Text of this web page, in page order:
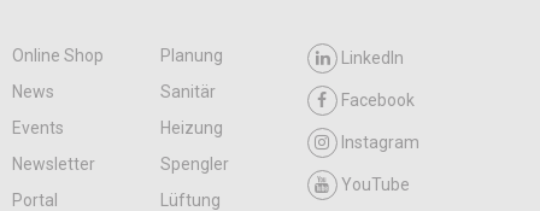
Online Shop
Planung
News
Sanitär
Events
Heizung
Newsletter
Spengler
Portal
Lüftung
LinkedIn
Facebook
Instagram
YouTube